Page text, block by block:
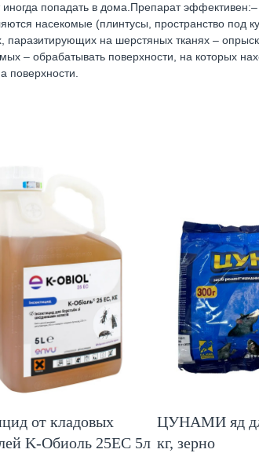
попадать в дома.Препарат
насекомые (плинтусы, пространство
на шерстяных тканях –
– обрабатывать поверхности, на которых
поверхности.
от кладовых
K-Обиоль 25ЕС 5л
ЦУНАМИ яд
кг, зерно